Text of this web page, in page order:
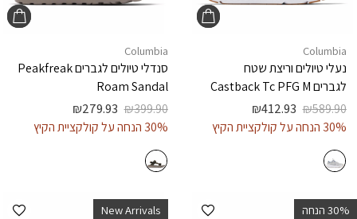
Columbia
נעלי טיולים וריצת שטח
לגבריםCastback Tc PFG M
₪589.90
₪412.93
30% הנחה על קולקציית הקיץ
Columbia
סנדלי טיולים לגבריםPeakfreak
Roam Sandal
₪399.90
₪279.93
30% הנחה על קולקציית הקיץ
הוספה למועדפים ‫30% הנחה New Arrivals